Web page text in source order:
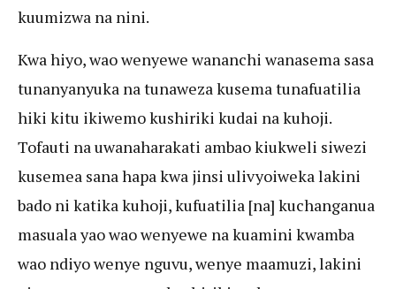
kuumizwa na nini.
Kwa hiyo, wao wenyewe wananchi wanasema sasa
tunanyanyuka na tunaweza kusema tunafuatilia
hiki kitu ikiwemo kushiriki kudai na kuhoji.
Tofauti na uwanaharakati ambao kiukweli siwezi
kusemea sana hapa kwa jinsi ulivyoiweka lakini
bado ni katika kuhoji, kufuatilia [na] kuchanganua
masuala yao wao wenyewe na kuamini kwamba
wao ndiyo wenye nguvu, wenye maamuzi, lakini